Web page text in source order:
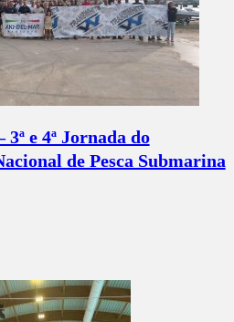
e 4ª Jornada do
de Pesca Submarina